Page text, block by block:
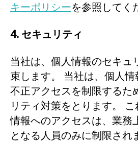
キーポリシーを参照してく
4. セキュリティ
当社は、個人情報のセキュ
束します。 当社は、個人
不正アクセスを制限するた
リティ対策をとります。
情報へのアクセスは、業務
となる人員のみに制限され